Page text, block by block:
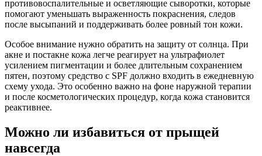
противовоспалительные и осветляющие сыворотки, которые
помогают уменьшать выраженность покраснения, следов
после высыпаний и поддерживать более ровный тон кожи.
Особое внимание нужно обратить на защиту от солнца. При
акне и постакне кожа легче реагирует на ультрафиолет
усилением пигментации и более длительным сохранением
пятен, поэтому средство с SPF должно входить в ежедневную
схему ухода. Это особенно важно на фоне наружной терапии
и после косметологических процедур, когда кожа становится
реактивнее.
Можно ли избавиться от прыщей
навсегда